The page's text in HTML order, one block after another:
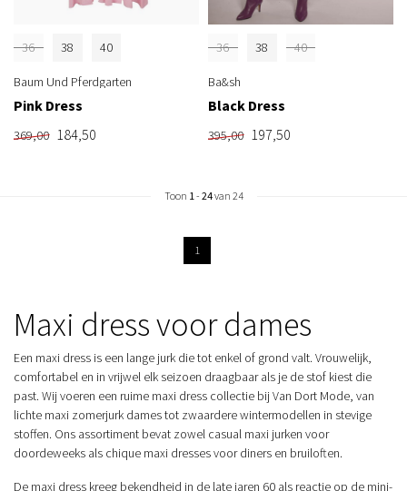
36 38 40
Baum Und Pferdgarten
Pink Dress
369,00 184,50
36 38 40
Ba&sh
Black Dress
395,00 197,50
Toon 1 - 24van 24
1
Maxi dress voor dames
Een maxi dress is een lange jurk die tot enkel of grond valt. Vrouwelijk,
comfortabel en in vrijwel elk seizoen draagbaar als je de stof kiest die
past. Wij voeren een ruime maxi dress collectie bij Van Dort Mode, van
lichte maxi zomerjurk dames tot zwaardere wintermodellen in stevige
stoffen. Ons assortiment bevat zowel casual maxi jurken voor
doordeweeks als chique maxi dresses voor diners en bruiloften.
De maxi dress kreeg bekendheid in de late jaren 60 als reactie op de mini-